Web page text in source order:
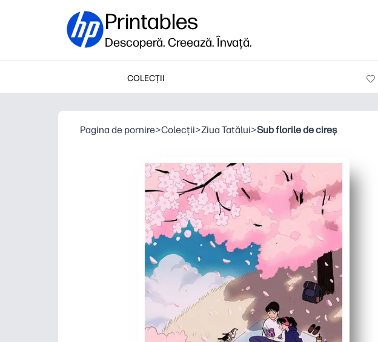
Printables
Descoperă. Creează. Învață.
COLECȚII
Pagina de pornire>Colecții>Ziua Tatălui>Sub florile de cireș